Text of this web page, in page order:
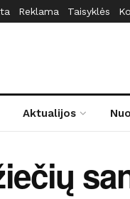
Reklama Taisyklės
Aktualijos